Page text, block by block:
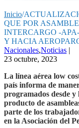
Inicio/
QUE POR
INTERCARGO -
Y HACIA
Nacionales,Noticias |
23 octubre, 2023
La línea aérea low
país informa de
programados desde
producto de
parte de los
en la Asociación del